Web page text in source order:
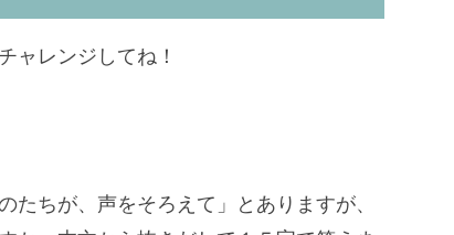
ャレンジしてね！
たちが、声をそろえて」とありますが、